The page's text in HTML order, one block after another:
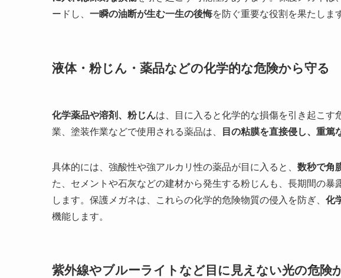
ードし、 一瞬の油断が生む一生の後悔を防ぐ重要な役割を果たしま
液体・粉じん・薬品などの化学的な危険から守る
化学薬品や溶剤、粉じんは、目に入ると化学的な損傷を引き起こ
業、塗装作業などで使用される薬品は、
目の粘膜を直接侵し、重篤
具体的には、強酸性や強アルカリ性の薬品が目に入ると、 数秒で角
た、セメントや石灰などの建材から発生する粉じんも、長期間の暴
します。保護メガネは、これらの化学的危険物質の侵入を防ぎ、 化
機能します。
紫外線やブルーライトなど目に見えない光の危険